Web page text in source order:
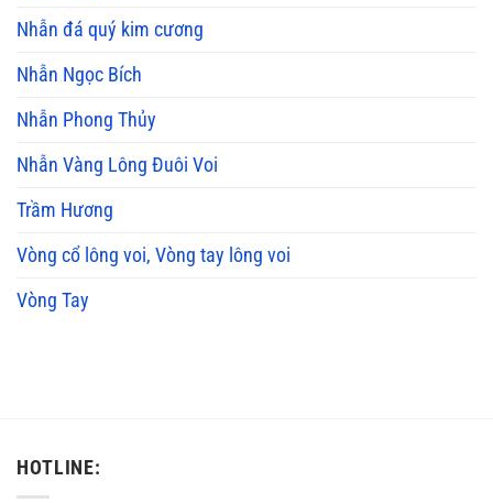
Nhẫn đá quý kim cương
Nhẫn Ngọc Bích
Nhẫn Phong Thủy
Nhẫn Vàng Lông Đuôi Voi
Trầm Hương
Vòng cổ lông voi, Vòng tay lông voi
Vòng Tay
HOTLINE: